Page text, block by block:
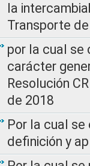
la
Transporte
por la cual se
carácter
Resolución
de 2018
Por la cual
definición y